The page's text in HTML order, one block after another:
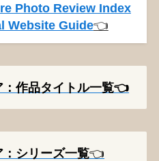
Photo Review Index
Website Guide👈️
：作品タイトル一覧👈️
：シリーズ一覧👈️